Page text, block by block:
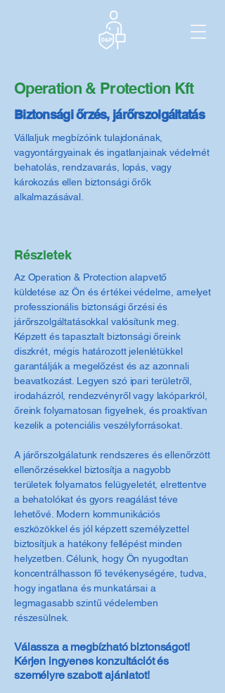
Operation & Protection Kft
Biztonsági őrzés, járőrszolgáltatás
Vállaljuk megbízóink tulajdonának,
vagyontárgyainak és ingatlanjainak védelmét
behatolás, rendzavarás, lopás, vagy
károkozás ellen biztonsági őrők
alkalmazásával.
Részletek
Az Operation & Protection alapvető
küldetése az Ön és értékei védelme, amelyet
professzionális biztonsági őrzési és
járőrszolgáltatásokkal valósítunk meg.
Képzett és tapasztalt biztonsági őreink
diszkrét, mégis határozott jelenlétükkel
garantálják a megelőzést és az azonnali
beavatkozást. Legyen szó ipari területről,
irodaházról, rendezvényről vagy lakóparkról,
őreink folyamatosan figyelnek, és proaktívan
kezelik a potenciális veszélyforrásokat.
A járőrszolgálatunk rendszeres és ellenőrzött
ellenőrzésekkel biztosítja a nagyobb
területek folyamatos felügyeletét, elrettentve
a behatolókat és gyors reagálást téve
lehetővé. Modern kommunikációs
eszközökkel és jól képzett személyzettel
biztosítjuk a hatékony fellépést minden
helyzetben. Célunk, hogy Ön nyugodtan
koncentrálhasson fő tevékenységére, tudva,
hogy ingatlana és munkatársai a
legmagasabb szintű védelemben
részesülnek.
Válassza a megbízható biztonságot!
Kérjen ingyenes konzultációt és
személyre szabott ajánlatot!